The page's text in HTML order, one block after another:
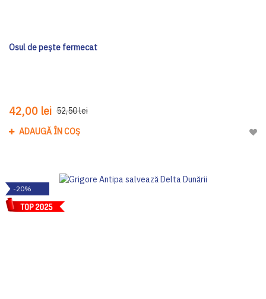
Osul de pește fermecat
42,00 lei 52,50 lei
ADAUGĂ ÎN COȘ
-20%